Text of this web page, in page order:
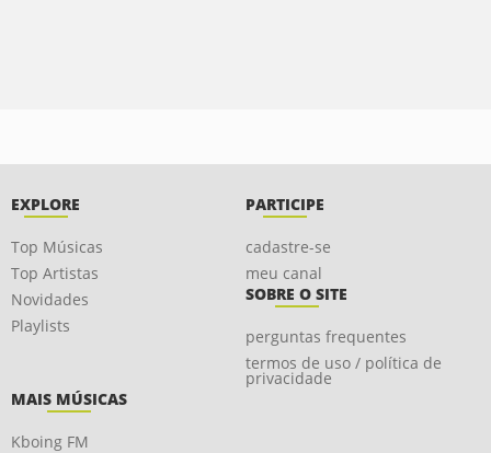
EXPLORE
Top Músicas
Top Artistas
Novidades
Playlists
PARTICIPE
cadastre-se
meu canal
SOBRE O SITE
perguntas frequentes
termos de uso / política de
privacidade
MAIS MÚSICAS
Kboing FM